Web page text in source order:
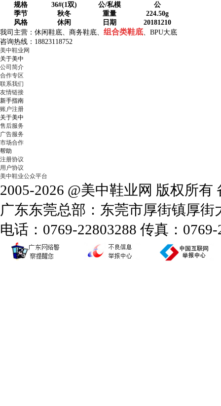
规格
36#(1双) 公/私模
公
季节
秋冬 重量
224.50g
风格
休闲 日期
20181210
我司主营： 休闲鞋底、商务鞋底、 组合类鞋底、BPU大底
咨询热线：18823118752
美中鞋业网
关于美中
公司简介
合作专区
联系我们
友情链接
新手指南
账户注册
关于美中
售后服务
广告服务
市场合作
帮助
注册协议
用户协议
美中鞋业公众平台
2005-2026 @美中鞋业网 版权所有
广东东莞总部：东莞市厚街镇厚
电话：0769-22803288 传真：0769-